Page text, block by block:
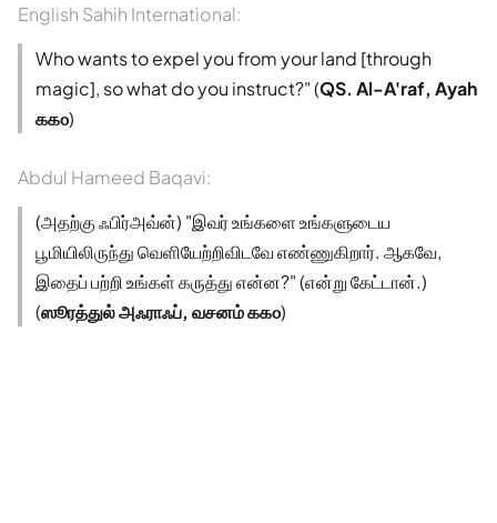
English Sahih International:
Who wants to expel you from your land [through
magic], so what do you instruct?" (QS. Al-A'raf, Ayah
௧௧௦)
Abdul Hameed Baqavi:
(அதற்கு ஃபிர்அவ்ன்) "இவர் உங்களை உங்களுடைய
பூமியிலிருந்து வெளியேற்றிவிடவே எண்ணுகிறார். ஆகவே,
இதைப் பற்றி உங்கள் கருத்து என்ன?" (என்று கேட்டான்.)
(ஸூரத்துல் அஃராஃப், வசனம் ௧௧௦)